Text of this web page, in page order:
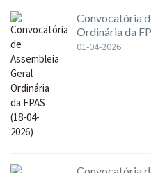
Convocatória
Ordinária da
01-04-2026